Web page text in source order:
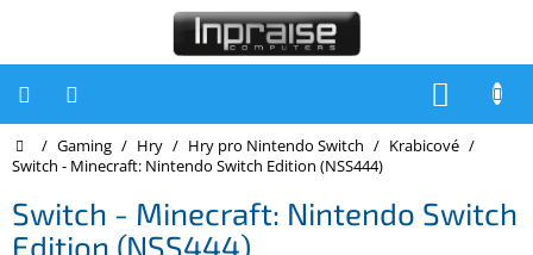
Počítače
Inpraise
Domů
/ Gaming / Hry / Hry pro Nintendo Switch / Krabicové /
Switch - Minecraft: Nintendo Switch Edition (NSS444)
Switch - Minecraft: Nintendo Switch
Edition (NSS444)